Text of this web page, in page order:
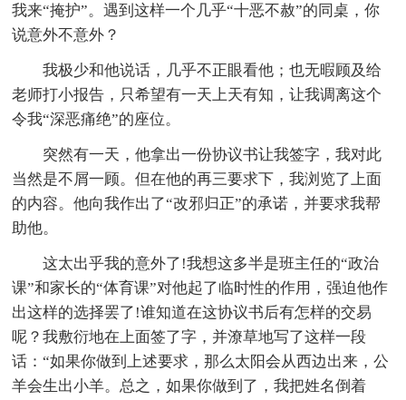
我来“掩护”。遇到这样一个几乎“十恶不赦”的同桌，你
说意外不意外？
我极少和他说话，几乎不正眼看他；也无暇顾及给
老师打小报告，只希望有一天上天有知，让我调离这个
令我“深恶痛绝”的座位。
突然有一天，他拿出一份协议书让我签字，我对此
当然是不屑一顾。但在他的再三要求下，我浏览了上面
的内容。他向我作出了“改邪归正”的承诺，并要求我帮
助他。
这太出乎我的意外了!我想这多半是班主任的“政治
课”和家长的“体育课”对他起了临时性的作用，强迫他作
出这样的选择罢了!谁知道在这协议书后有怎样的交易
呢？我敷衍地在上面签了字，并潦草地写了这样一段
话：“如果你做到上述要求，那么太阳会从西边出来，公
羊会生出小羊。总之，如果你做到了，我把姓名倒着